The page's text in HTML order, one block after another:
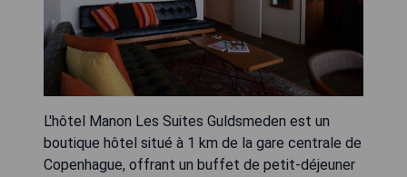
L'hôtel Manon Les Suites Guldsmeden est un
boutique hôtel situé à 1 km de la gare centrale de
Copenhague, offrant un buffet de petit-déjeuner